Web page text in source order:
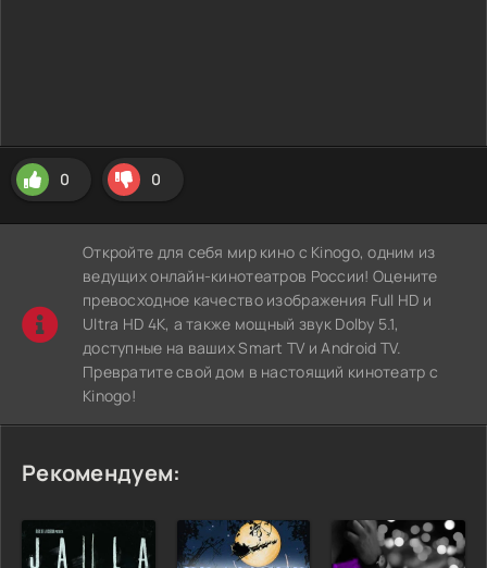
0 0
Откройте для себя мир кино с Kinogo, одним из
ведущих онлайн-кинотеатров России! Оцените
превосходное качество изображения Full HD и
Ultra HD 4K, а также мощный звук Dolby 5.1,
доступные на ваших Smart TV и Android TV.
Превратите свой дом в настоящий кинотеатр с
Kinogo!
Рекомендуем: